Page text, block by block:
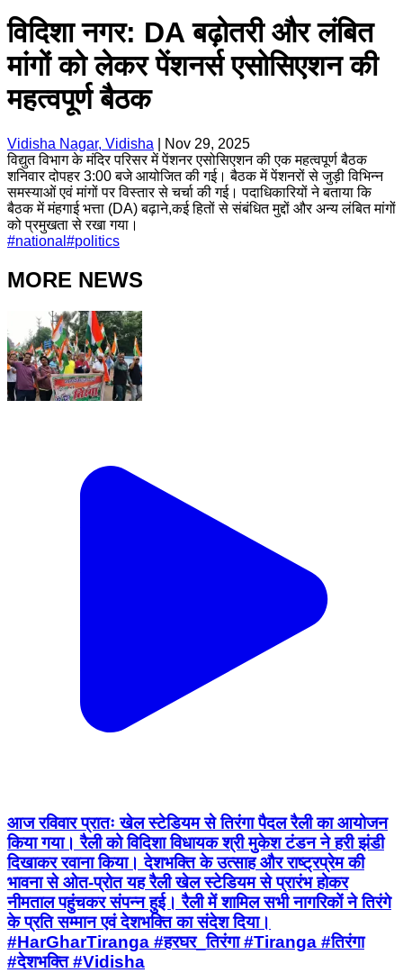
विदिशा नगर: DA बढ़ोतरी और लंबित
मांगों को लेकर पेंशनर्स एसोसिएशन की
महत्वपूर्ण बैठक
Vidisha Nagar, Vidisha
Nov 29, 2025
विद्युत विभाग के मंदिर परिसर में पेंशनर एसोसिएशन की एक महत्वपूर्ण बैठक
शनिवार दोपहर 3:00 बजे आयोजित की गई। बैठक में पेंशनरों से जुड़ी विभिन्न
समस्याओं एवं मांगों पर विस्तार से चर्चा की गई। पदाधिकारियों ने बताया कि
बैठक में मंहगाई भत्ता (DA) बढ़ाने,कई हितों से संबंधित मुद्दों और अन्य लंबित मांगों
को प्रमुखता से रखा गया।
#national #politics
MORE NEWS
आज रविवार प्रातः खेल स्टेडियम से तिरंगा पैदल रैली का आयोजन
किया गया। रैली को विदिशा विधायक श्री मुकेश टंडन ने हरी झंडी
दिखाकर रवाना किया। देशभक्ति के उत्साह और राष्ट्रप्रेम की
भावना से ओत-प्रोत यह रैली खेल स्टेडियम से प्रारंभ होकर
नीमताल पहुंचकर संपन्न हुई। रैली में शामिल सभी नागरिकों ने तिरंगे
के प्रति सम्मान एवं देशभक्ति का संदेश दिया।
#HarGharTiranga #हरघर_तिरंगा #Tiranga #तिरंगा
#देशभक्ति #Vidisha